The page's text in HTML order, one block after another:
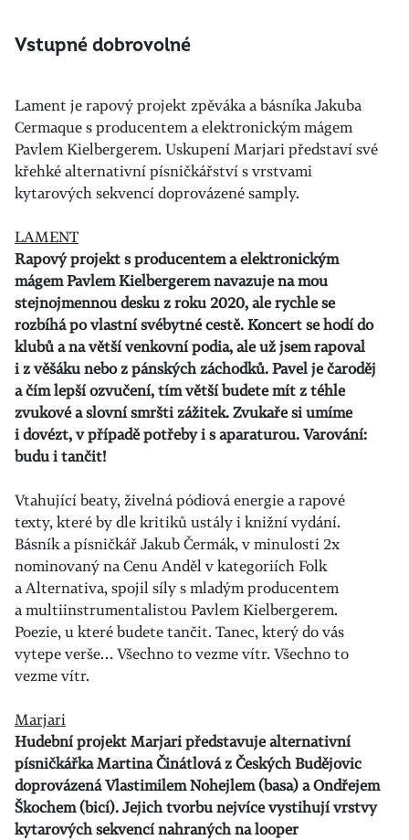
Vstupné dobrovolné
Lament je rapový projekt zpěváka a básníka Jakuba
Cermaque s producentem a elektronickým mágem
Pavlem Kielbergerem. Uskupení Marjari představí své
křehké alternativní písničkářství s vrstvami
kytarových sekvencí doprovázené samply.
LAMENT
Rapový projekt s producentem a elektronickým
mágem Pavlem Kielbergerem navazuje na mou
stejnojmennou desku z roku 2020, ale rychle se
rozbíhá po vlastní svébytné cestě. Koncert se hodí do
klubů a na větší venkovní podia, ale už jsem rapoval
i z věšáku nebo z pánských záchodků. Pavel je čaroděj
a čím lepší ozvučení, tím větší budete mít z téhle
zvukové a slovní smršti zážitek. Zvukaře si umíme
i dovézt, v případě potřeby i s aparaturou. Varování:
budu i tančit!
Vtahující beaty, živelná pódiová energie a rapové
texty, které by dle kritiků ustály i knižní vydání.
Básník a písničkář Jakub Čermák, v minulosti 2x
nominovaný na Cenu Anděl v kategoriích Folk
a Alternativa, spojil síly s mladým producentem
a multiinstrumentalistou Pavlem Kielbergerem.
Poezie, u které budete tančit. Tanec, který do vás
vytepe verše… Všechno to vezme vítr. Všechno to
vezme vítr.
Marjari
Hudební projekt Marjari představuje alternativní
písničkářka Martina Činátlová z Českých Budějovic
doprovázená Vlastimilem Nohejlem (basa) a Ondřejem
Škochem (bicí). Jejich tvorbu nejvíce vystihují vrstvy
kytarových sekvencí nahraných na looper